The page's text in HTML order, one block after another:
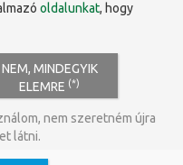
oldalunkat, hogy
NEM, MINDEGYIK
ELEMRE (*)
nem szeretném újra
látni.